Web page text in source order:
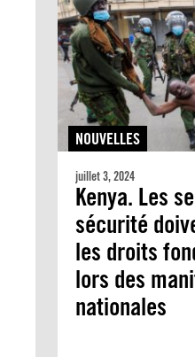
NOUVELLES
juillet 3, 2024
Kenya. Les
sécurité
les droits
lors des
nationales